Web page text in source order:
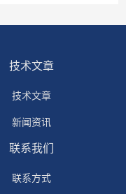
技术文章
技术文章
新闻资讯
联系我们
联系方式